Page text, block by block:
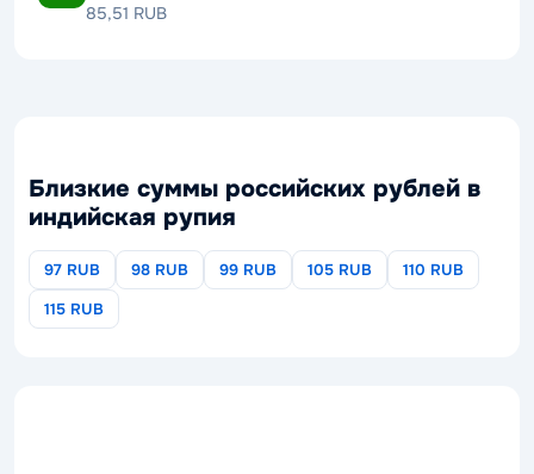
85,51 RUB
Близкие суммы российских рублей в
индийская рупия
97 RUB 98 RUB 99 RUB 105 RUB
110 RUB
115 RUB